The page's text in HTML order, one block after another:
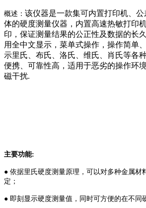
概述： 该仪器是一款集可内置打印机、
体的硬度测量仪器，内置高速热敏打印
印，保证测量结果的公正性及数据的长
用全中文显示，菜单式操作，操作简单
示里氏、布氏、洛氏、维氏、肖氏等各
便携、可靠性高，适用于恶劣的操作环
磁干扰.
主要功能:
● 依据里氏硬度测量原理，可以对多种金属材
定；
● 即刻显示硬度测量值，同时可方便的在不同